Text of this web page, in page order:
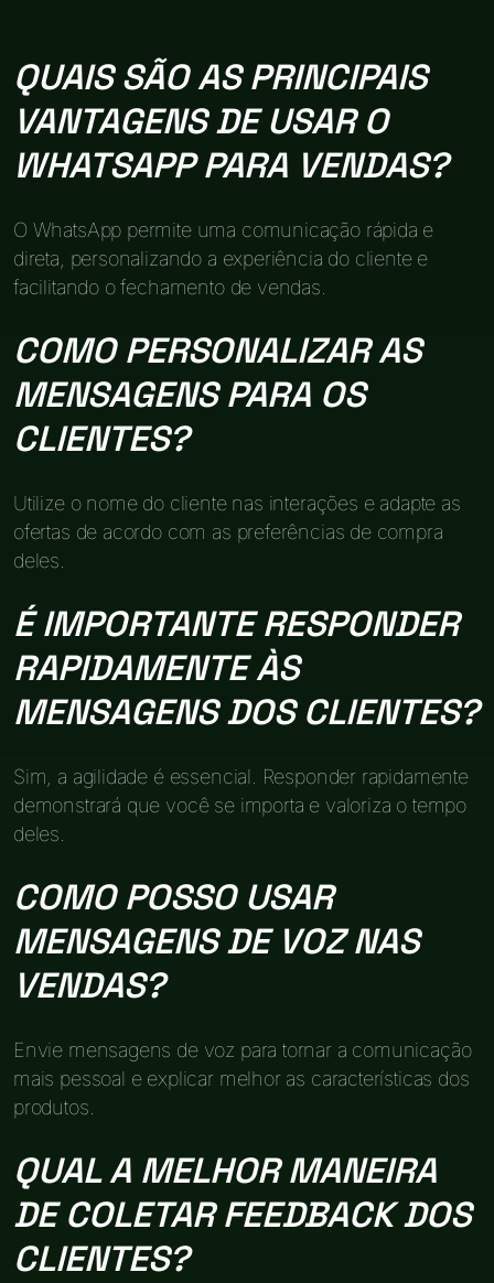
QUAIS SÃO AS PRINCIPAIS
VANTAGENS DE USAR O
WHATSAPP PARA VENDAS?
O WhatsApp permite uma comunicação rápida e
direta, personalizando a experiência do cliente e
facilitando o fechamento de vendas.
COMO PERSONALIZAR AS
MENSAGENS PARA OS
CLIENTES?
Utilize o nome do cliente nas interações e adapte as
ofertas de acordo com as preferências de compra
deles.
É IMPORTANTE RESPONDER
RAPIDAMENTE ÀS
MENSAGENS DOS CLIENTES?
Sim, a agilidade é essencial. Responder rapidamente
demonstrará que você se importa e valoriza o tempo
deles.
COMO POSSO USAR
MENSAGENS DE VOZ NAS
VENDAS?
Envie mensagens de voz para tornar a comunicação
mais pessoal e explicar melhor as características dos
produtos.
QUAL A MELHOR MANEIRA
DE COLETAR FEEDBACK DOS
CLIENTES?